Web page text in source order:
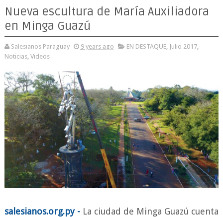
Nueva escultura de María Auxiliadora
en Minga Guazú
Salesianos Paraguay 9 years ago EN DESTAQUE, Julio 2017,
Noticias, Videos
salesianos.org.py -La ciudad de Minga Guazú cuenta